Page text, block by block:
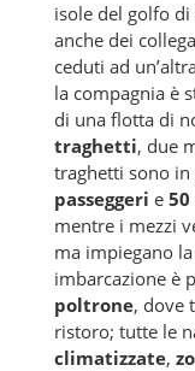
isole del golfo
anche dei
ceduti ad
la compagnia è
di una flotta di
traghetti, due
traghetti sono
passeggeri e
mentre i mezzi
ma impiegano
imbarcazione è
poltrone, dove
ristoro; tutte le
climatizzate,